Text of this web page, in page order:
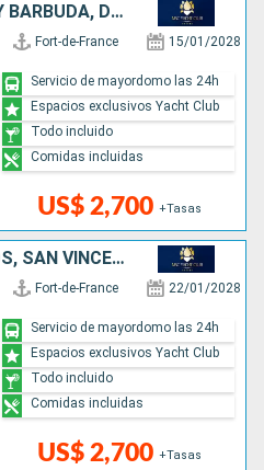
SAN MARTÍN, ANTIGUA Y BARBUDA, DOMINICA
Fort-de-France 15/01/2028
US$ 2,700 +Tasas
Servicio de mayordomo las 24h
Espacios exclusivos Yacht Club
Todo incluido
Comidas incluidas
SANTA LUCIA, BARBADOS, SAN VINCENT Y LAS GRANADINAS, GRENADA
Fort-de-France 22/01/2028
US$ 2,700 +Tasas
Servicio de mayordomo las 24h
Espacios exclusivos Yacht Club
Todo incluido
Comidas incluidas